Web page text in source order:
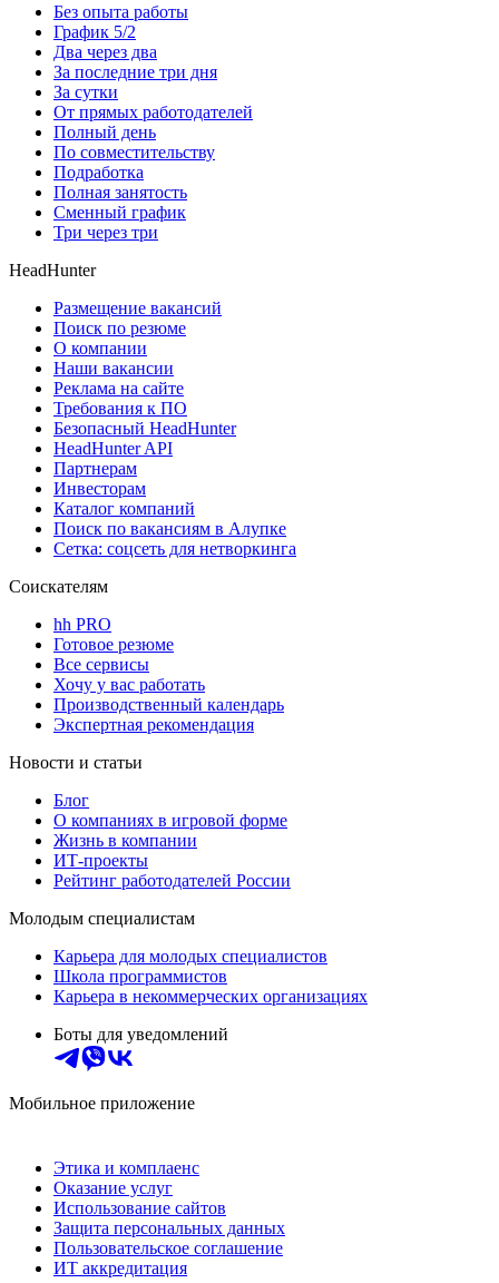
Без опыта работы
График 5/2
Два через два
За последние три дня
За сутки
От прямых работодателей
Полный день
По совместительству
Подработка
Полная занятость
Сменный график
Три через три
HeadHunter
Размещение вакансий
Поиск по резюме
О компании
Наши вакансии
Реклама на сайте
Требования к ПО
Безопасный HeadHunter
HeadHunter API
Партнерам
Инвесторам
Каталог компаний
Поиск по вакансиям в Алупке
Сетка: соцсеть для нетворкинга
Соискателям
hh PRO
Готовое резюме
Все сервисы
Хочу у вас работать
Производственный календарь
Экспертная рекомендация
Новости и статьи
Блог
О компаниях в игровой форме
Жизнь в компании
ИТ-проекты
Рейтинг работодателей России
Молодым специалистам
Карьера для молодых специалистов
Школа программистов
Карьера в некоммерческих организациях
Боты для уведомлений
Мобильное приложение
Этика и комплаенс
Оказание услуг
Использование сайтов
Защита персональных данных
Пользовательское соглашение
ИТ аккредитация